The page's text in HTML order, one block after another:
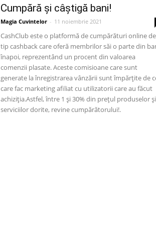
Cumpără și câștigă bani!
Magia Cuvintelor - 11 noiembrie 2021
CashClub este o platformă de cumpărături online de
tip cashback care oferă membrilor săi o parte din
înapoi, reprezentând un procent din valoarea
comenzii plasate. Aceste comisioane care sunt
generate la înregistrarea vânzării sunt împărțite de
care fac marketing afiliat cu utilizatorii care au făcut
achiziția.Astfel, între 1 și 30% din prețul produselor și
serviciilor dorite, revine cumpărătorului!.